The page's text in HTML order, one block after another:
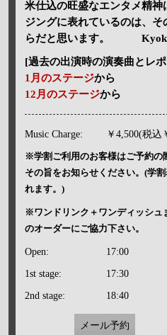
米仕込の旺盛なエンタメ精
ジングに表れているのは、
らだと思います。
[過去の出演時の演奏曲とレ
1月のステージから
12月のステージから
Music Charge: ￥4,500(税込
※学割ご利用のお客様はご予約の
その旨をお知らせください。(学
れます。)
※ワンドリンク＋ワンディッシュ
のオーダーにご協力下さい。
Open: 17:00
1st stage: 17:30
2nd stage: 18:40
メール予約